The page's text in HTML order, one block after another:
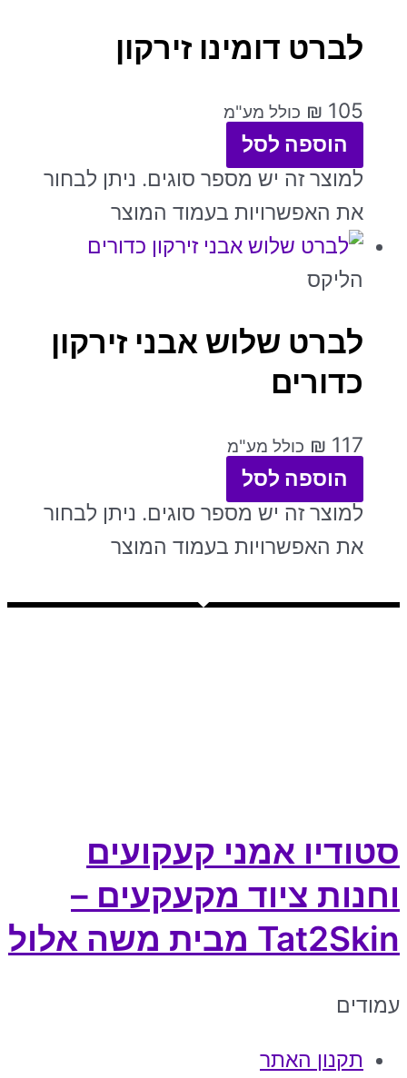
לברט דומינו זירקון
₪ 105 כולל מע"מ
הוספה לסל
למוצר זה יש מספר סוגים. ניתן לבחור
את האפשרויות בעמוד המוצר
הליקס
לברט שלוש אבני זירקון
כדורים
₪ 117 כולל מע"מ
הוספה לסל
למוצר זה יש מספר סוגים. ניתן לבחור
את האפשרויות בעמוד המוצר
סטודיו אמני קעקועים
וחנות ציוד מקעקעים –
Tat2Skin מבית משה אלול
עמודים
תקנון האתר